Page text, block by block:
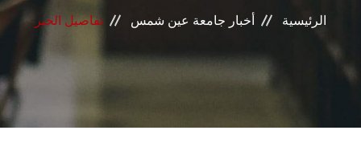
الإعلام
تواصل معنا
الطلاب
الرئيسية أخبار جامعة عين شمس تفاصيل الخبر